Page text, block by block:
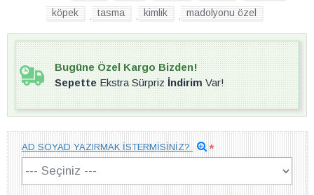
köpek tasma kimlik madolyonu özel
AD SOYAD YAZIRMAK İSTERMİSİNİZ?
Bugüne Özel Kargo Bizden!
SepetteEkstra SürprizİndirimVar!